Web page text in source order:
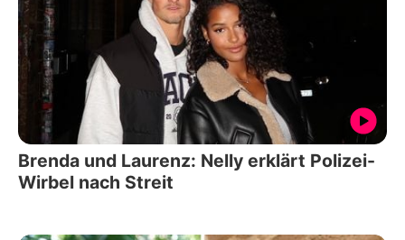
Brenda und Laurenz: Nelly erklärt Polizei-
Wirbel nach Streit